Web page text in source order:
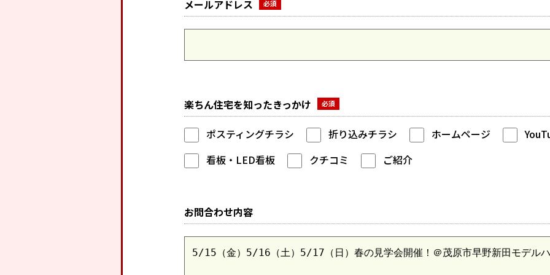
メールアドレス
楽ちん住宅を知ったきっかけ
ポスティングチラシ 折り込みチラシ ホームページ
看板・LED看板
クチコミ ご紹介
お問合わせ内容